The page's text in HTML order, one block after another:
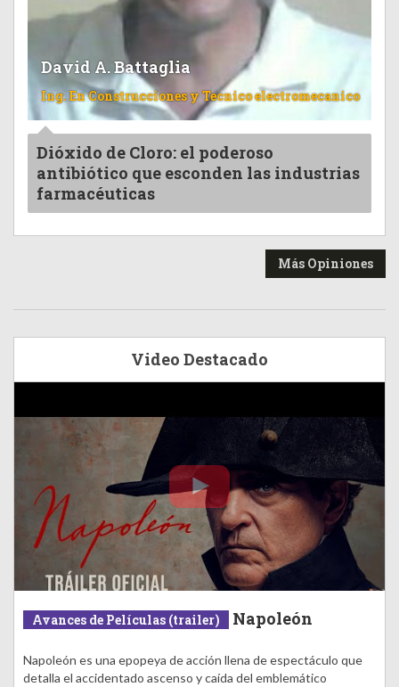
David A. Battaglia
Ing. En Construcciones y Tecnico electromecanico
Dióxido de Cloro: el poderoso
antibiótico que esconden las industrias
farmacéuticas
Más Opiniones
Video Destacado
Avances de Películas (trailer) Napoleón
Napoleón es una epopeya de acción llena de espectáculo que
detalla el accidentado ascenso y caída del emblemático